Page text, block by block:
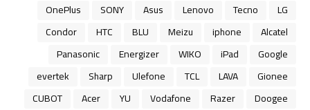
LG
Tecno
Lenovo
Asus
SONY
OnePlus
Alcatel
iphone
Meizu
BLU
HTC
Condor
Google
iPad
WIKO
Energizer
Panasonic
Gionee
LAVA
TCL
Ulefone
Sharp
evertek
Doogee
Razer
Vodafone
YU
Acer
CUBOT